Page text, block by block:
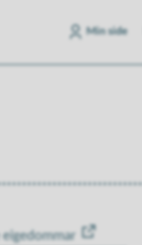
Min side
eigedommar